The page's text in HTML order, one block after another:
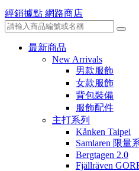
經銷據點 網路商店
最新商品
New Arrivals
男款服飾
女款服飾
背包裝備
服飾配件
主打系列
Kånken Taipei
Samlaren 限量
Bergtagen 2.0
Fjällräven